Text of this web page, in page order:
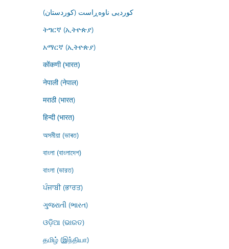
کوردیی ناوەڕاست (کوردستان)
ትግርኛ (ኢትዮጵያ)
አማርኛ (ኢትዮጵያ)
कोंकणी (भारत)
नेपाली (नेपाल)
मराठी (भारत)
हिन्दी (भारत)
অসমীয়া (ভাৰত)
বাংলা (বাংলাদেশ)
বাংলা (ভারত)
ਪੰਜਾਬੀ (ਭਾਰਤ)
ગુજરાતી (ભારત)
ଓଡ଼ିଆ (ଭାରତ)
தமிழ் (இந்தியா)